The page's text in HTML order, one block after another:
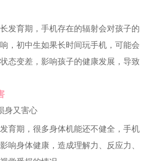
发育期，手机存在的辐射会对孩子的
，初中生如果长时间玩手机，可能会
态变差，影响孩子的健康发展，导致
身又害心
育期，很多身体机能还不健全，手机
响身体健康，造成理解力、反应力、